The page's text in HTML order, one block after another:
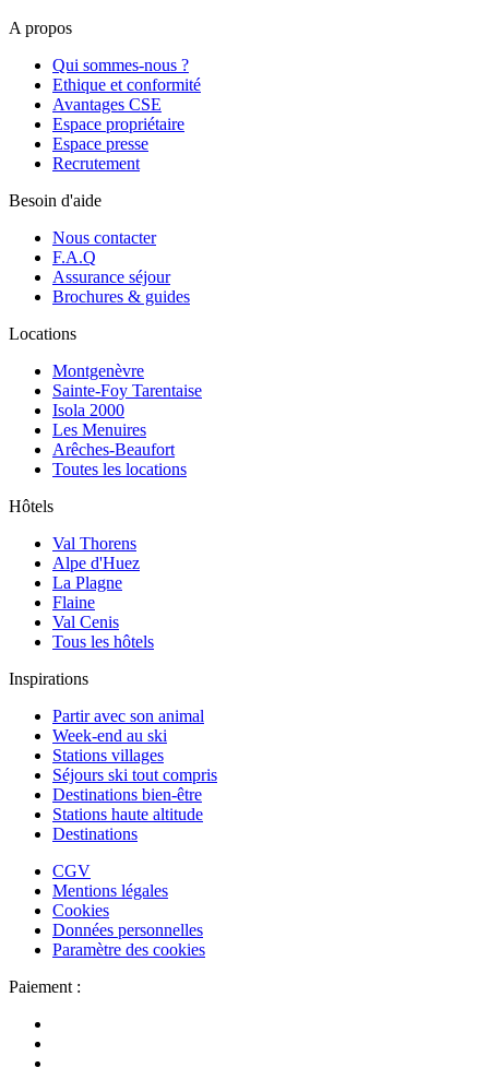
A propos
Qui sommes-nous ?
Ethique et conformité
Avantages CSE
Espace propriétaire
Espace presse
Recrutement
Besoin d'aide
Nous contacter
F.A.Q
Assurance séjour
Brochures & guides
Locations
Montgenèvre
Sainte-Foy Tarentaise
Isola 2000
Les Menuires
Arêches-Beaufort
Toutes les locations
Hôtels
Val Thorens
Alpe d'Huez
La Plagne
Flaine
Val Cenis
Tous les hôtels
Inspirations
Partir avec son animal
Week-end au ski
Stations villages
Séjours ski tout compris
Destinations bien-être
Stations haute altitude
Destinations
CGV
Mentions légales
Cookies
Données personnelles
Paramètre des cookies
Paiement :